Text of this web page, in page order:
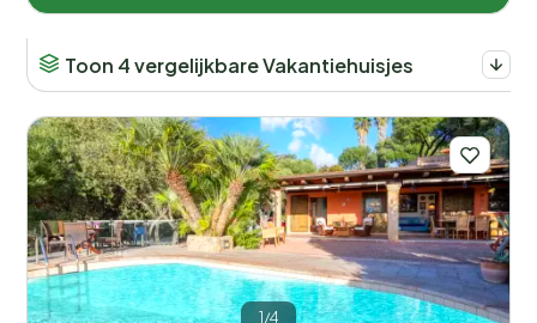
Toon 4 vergelijkbare Vakantiehuisjes
1/4